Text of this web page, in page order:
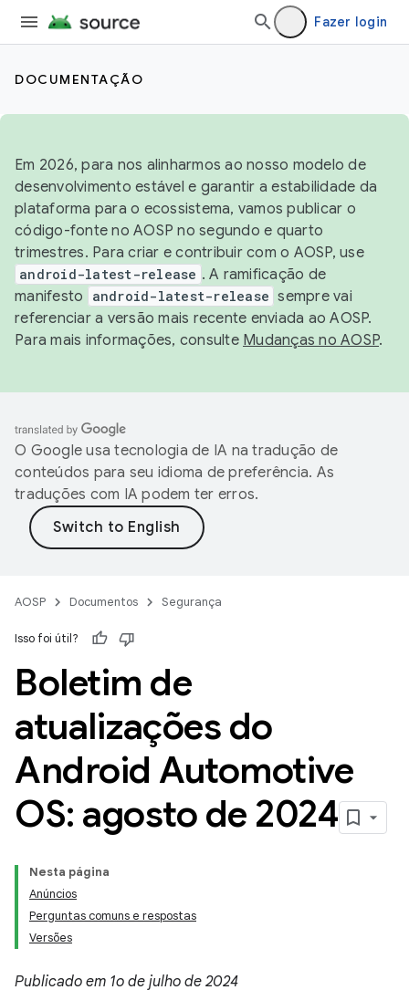
Fazer login
DOCUMENTAÇÃO
Em 2026, para nos alinharmos ao nosso modelo de
desenvolvimento estável e garantir a estabilidade da
plataforma para o ecossistema, vamos publicar o
código-fonte no AOSP no segundo e quarto
trimestres. Para criar e contribuir com o AOSP, use
android-latest-release . A ramificação de
manifesto
android-latest-release sempre vai
referenciar a versão mais recente enviada ao AOSP.
Para mais informações, consulte Mudanças no AOSP.
O Google usa tecnologia de IA na tradução de
conteúdos para seu idioma de preferência. As
traduções com IA podem ter erros.
AOSP Documentos Segurança
Isso foi útil?
Boletim de
atualizações do
Android Automotive
OS: agosto de 2024
Nesta página
Anúncios
Perguntas comuns e respostas
Versões
Publicado em 1o de julho de 2024